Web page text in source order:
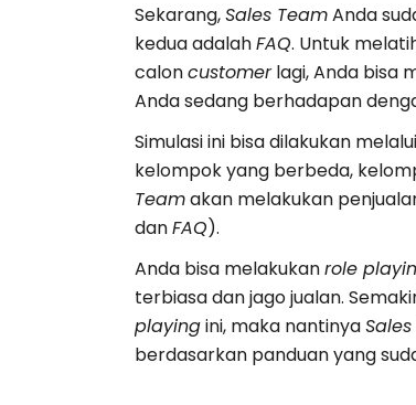
Sekarang,Sales TeamAnda
kedua adalahFAQ. Untuk
caloncustomerlagi, Anda bisa
Anda sedang berhadapan
Simulasi ini bisa dilakukan melalui
kelompok yang berbeda,
Teamakan melakukan
danFAQ).
Anda bisa melakukanrole
terbiasa dan jago jualan.
playingini, maka nantinya
berdasarkan panduan yang